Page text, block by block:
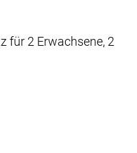
für 2 Erwachsene, 2